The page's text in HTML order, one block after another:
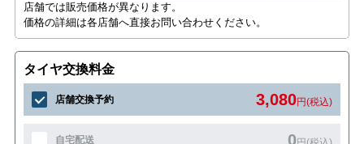
店舗では販売価格が異なります。
価格の詳細は各店舗へ直接お問い合わせください。
タイヤ交換料金
店舗交換予約 3,080円(税込)
自宅配送 0